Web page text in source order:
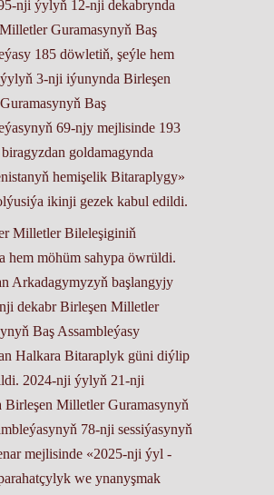
nji ýylyň 12-nji dekabrynda
Guramasynyň Baş
185 döwletiň, şeýle hem
3-nji iýunynda Birleşen
Baş
69-njy mejlisinde 193
goldamagynda
hemişelik Bitaraplygy»
ikinji gezek kabul edildi.
Milletler Bileleşiginiň
hem möhüm sahypa öwrüldi.
Arkadagymyzyň başlangyjy
dekabr Birleşen Milletler
Baş Assambleýasy
Halkara Bitaraplyk güni diýlip
2024-nji ýylyň 21-nji
Birleşen Milletler Guramasynyň
78-nji sessiýasynyň
mejlisinde «2025-nji ýyl -
we ynanyşmak